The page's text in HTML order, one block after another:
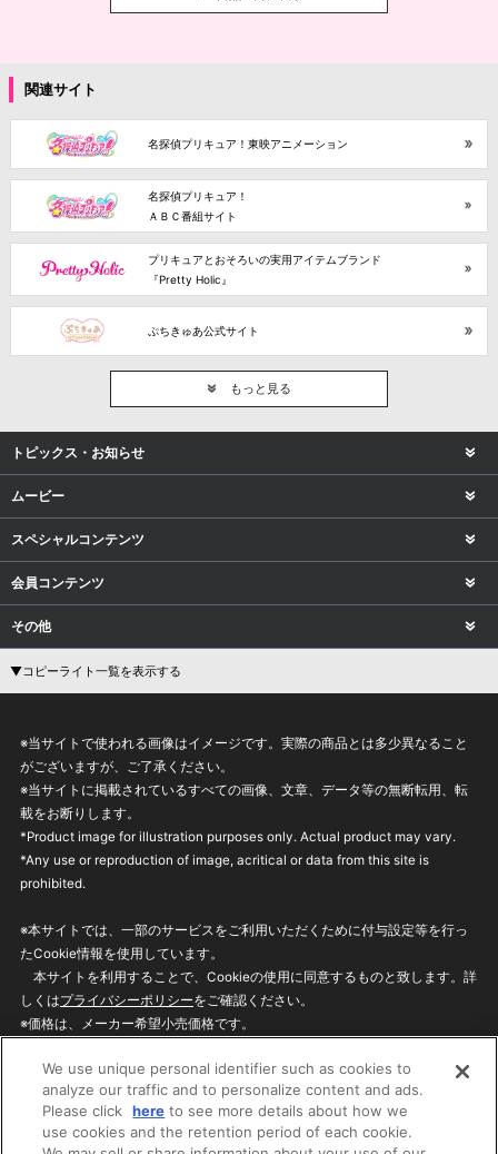
関連サイト
名探偵プリキュア！東映アニメーション
名探偵プリキュア！
ＡＢＣ番組サイト
プリキュアとおそろいの実用アイテムブランド
『Pretty Holic』
ぷちきゅあ公式サイト
もっと見る
トピックス・お知らせ
ムービー
スペシャルコンテンツ
会員コンテンツ
その他
▼コピーライト一覧を表示する
※当サイトで使われる画像はイメージです。実際の商品とは多少異なること
がございますが、ご了承ください。
※当サイトに掲載されているすべての画像、文章、データ等の無断転用、転
載をお断りします。
*Product image for illustration purposes only. Actual product may vary.
*Any use or reproduction of image, acritical or data from this site is
prohibited.
※本サイトでは、一部のサービスをご利用いただくために付与設定等を行っ
たCookie情報を使用しています。
本サイトを利用することで、Cookieの使用に同意するものと致します。詳
しくはプライバシーポリシーをご確認ください。
※価格は、メーカー希望小売価格です。
ざいますのでご了承ください。
privacypolicy
Do Not Sell or Share My
We use unique personal identifier such as cookies to
analyze our traffic and to personalize content and ads.
Please click here to see more details about how we
use cookies and the retention period of each cookie.